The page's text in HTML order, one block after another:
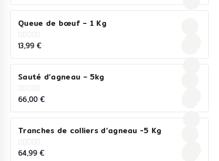
of
5
Queue de bœuf – 1 Kg
0
of
5
13,99 €
Sauté d’agneau – 5kg
0
of
5
66,00 €
Tranches de colliers d’agneau -5 Kg
0
64,99 €